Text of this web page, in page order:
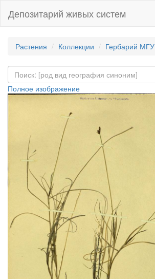
Депозитарий живых систем
Растения Коллекции Гербарий МГУ
Полное изображение